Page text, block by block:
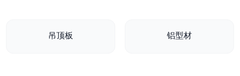
吊顶板 铝型材